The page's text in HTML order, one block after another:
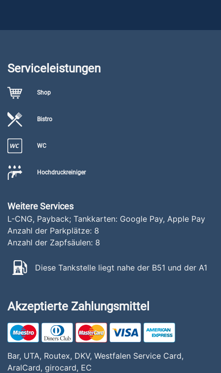
Serviceleistungen
Shop
Bistro
WC
Hochdruckreiniger
Weitere Services
L-CNG, Payback; Tankkarten: Google Pay, Apple Pay
Anzahl der Parkplätze: 8
Anzahl der Zapfsäulen: 8
Diese Tankstelle liegt nahe der B51 und der A1
Akzeptierte Zahlungsmittel
Bar, UTA, Routex, DKV, Westfalen Service Card,
AralCard, girocard, EC